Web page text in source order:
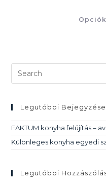
Legutóbbi
FAKTUM konyha felújítás –
Különleges konyha egyedi
Legutóbbi